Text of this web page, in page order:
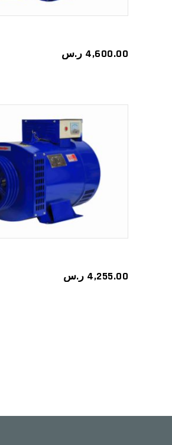
4,600.00 ر.س
ADD TO CART
4,255.00 ر.س